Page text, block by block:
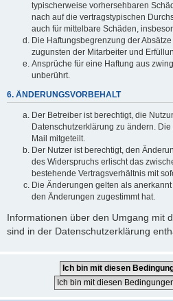
typischerweise vorhersehbaren
nach auf die vertragstypischen
auch für mittelbare Schäden,
Die Haftungsbegrenzung der
zugunsten der Mitarbeiter und
Ansprüche für eine Haftung aus
unberührt.
6. ÄNDERUNGSVORBEHALT
Der Betreiber ist berechtigt, die
Datenschutzerklärung zu ändern.
Mail mitgeteilt.
Der Nutzer ist berechtigt, den
des Widerspruchs erlischt das
bestehende Vertragsverhältnis mit
Die Änderungen gelten als
den Änderungen zugestimmt hat.
Informationen über den Umgang mit
sind in der Datenschutzerklärung